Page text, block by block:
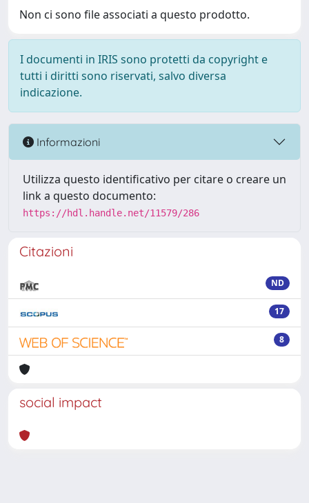
Non ci sono file associati a questo prodotto.
I documenti in IRIS sono protetti da copyright e
tutti i diritti sono riservati, salvo diversa
indicazione.
Informazioni
Utilizza questo identificativo per citare o creare un
link a questo documento:
https://hdl.handle.net/11579/286
Citazioni
ND
17
8
social impact